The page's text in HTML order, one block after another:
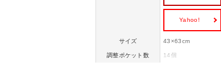
Yahoo!
サイズ 43×63cm
調整ポケット数 14個